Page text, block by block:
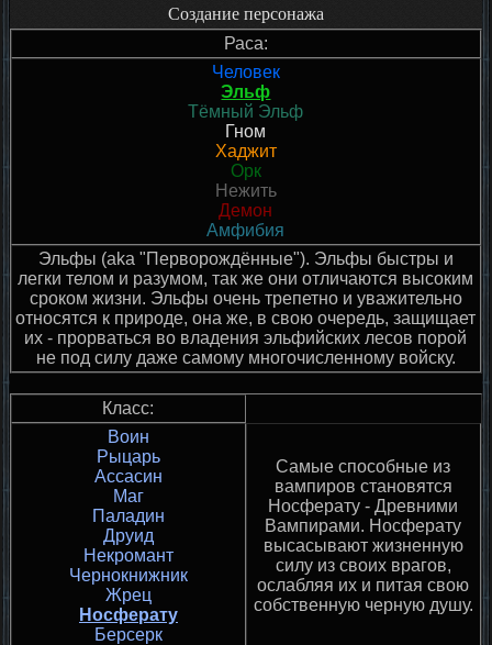
Создание персонажа
Раса:
Человек
Эльф
Тёмный Эльф
Гном
Хаджит
Орк
Нежить
Демон
Амфибия
Эльфы (aka "Перворождённые"). Эльфы быстры и
легки телом и разумом, так же они отличаются высоким
сроком жизни. Эльфы очень трепетно и уважительно
относятся к природе, она же, в свою очередь, защищает
их - прорваться во владения эльфийских лесов порой
не под силу даже самому многочисленному войску.
Класс:
Воин
Рыцарь
Ассасин
Маг
Паладин
Друид
Некромант
Чернокнижник
Жрец
Носферату
Берсерк
Самые способные из
вампиров становятся
Носферату - Древними
Вампирами. Носферату
высасывают жизненную
силу из своих врагов,
ослабляя их и питая свою
собственную черную душу.